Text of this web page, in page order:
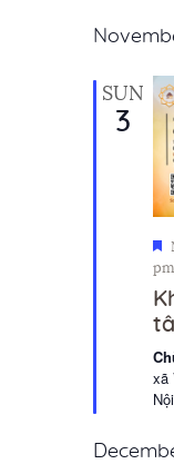
SUN
3
e
a
t
r
d
pm
xã